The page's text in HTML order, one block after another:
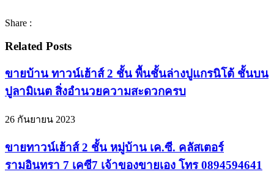
Share :
Related Posts
ขายบ้าน ทาวน์เฮ้าส์ 2 ชั้น พื้นชั้นล่างปูแกรนิโต้ ชั้นบน
ปูลามิเนต สิ่งอำนวยความสะดวกครบ
26 กันยายน 2023
ขายทาวน์เฮ้าส์ 2 ชั้น หมู่บ้าน เค.ซี. คลัสเตอร์
รามอินทรา 7 เคซี7 เจ้าของขายเอง โทร 0894594641